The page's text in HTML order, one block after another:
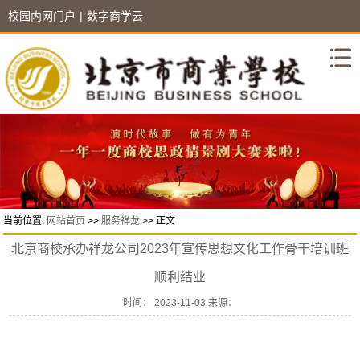
校园内网门户 | 数字商学云
当前位置: 网站首页>>服务祥龙>> 正文
北京商校承办祥龙公司2023年宣传思想文化工作骨干培训班
顺利结业
时间： 2023-11-03 来源：